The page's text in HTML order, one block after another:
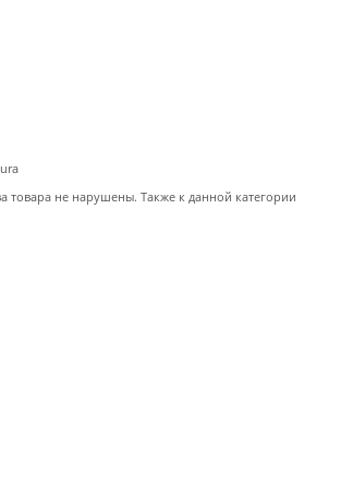
товара не нарушены. Также к данной категории